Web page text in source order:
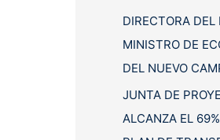
r
p
o
r
:
DIRECTORA
MINISTRO DE
DEL NUEVO
JUNTA DE
ALCANZA EL